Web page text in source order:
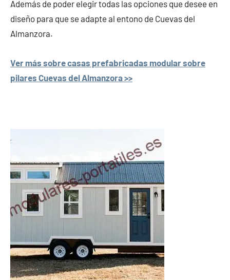
Además de poder elegir todas las opciones que desee en
diseño para que se adapte al entono de Cuevas del
Almanzora.
Ver más sobre casas prefabricadas modular sobre
pilares Cuevas del Almanzora >>